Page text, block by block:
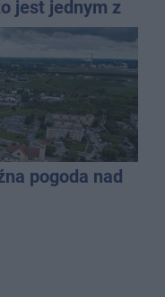
jest jednym z
pogoda nad